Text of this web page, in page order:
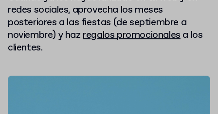
redes sociales, aprovecha los meses
posteriores a las fiestas (de septiembre a
noviembre) y hazregalos promocionalesa los
clientes.